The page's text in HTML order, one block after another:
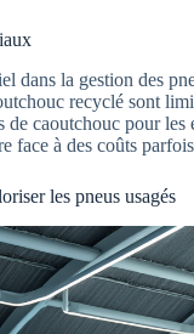
dans la gestion des
recyclé sont
de caoutchouc pour
face à des coûts
les pneus usagés